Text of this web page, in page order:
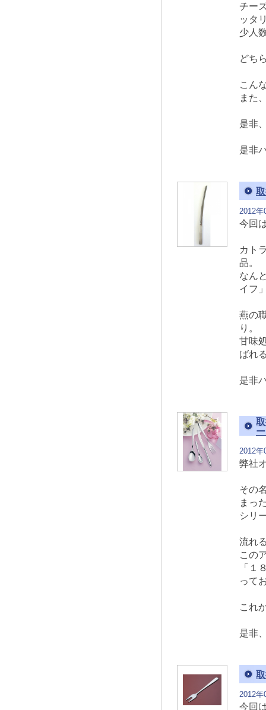
チー
ッタ
少人
どち
こん
また
是非
是非
2012年
今回
カト
品。
なん
イフ
燕の
り。
甘味
ばれ
是非
2012年
弊社
その
まっ
シリ
流れ
この
「１
って
これ
是非
2012年
今回